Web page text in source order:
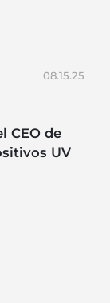
08.15.25
CEO de
UV